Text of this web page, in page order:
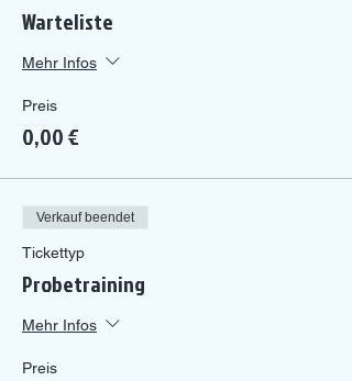
Warteliste
Mehr Infos
Preis
0,00 €
Verkauf beendet
Tickettyp
Probetraining
Mehr Infos
Preis